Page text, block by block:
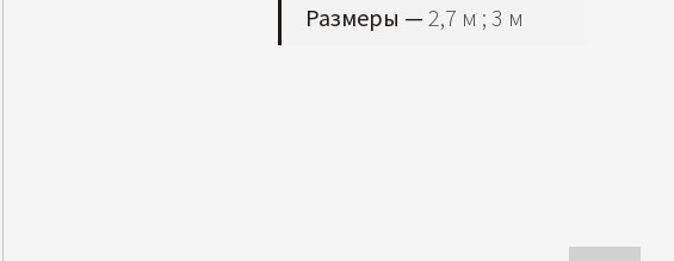
Размеры — 2,7 м ; 3 м